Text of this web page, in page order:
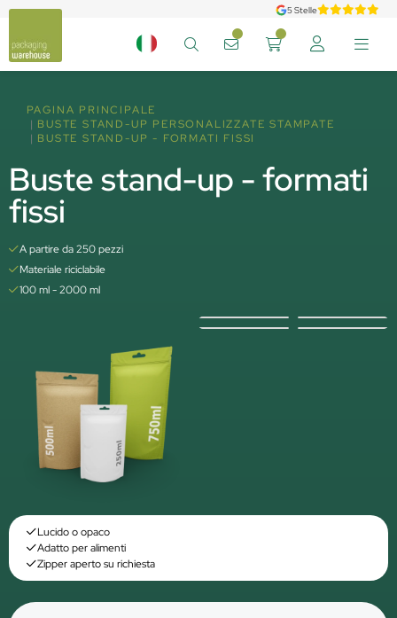
5 Stelle
PAGINA PRINCIPALE
BUSTE STAND-UP PERSONALIZZATE STAMPATE
BUSTE STAND-UP - FORMATI FISSI
Buste stand-up - formati
fissi
A partire da 250 pezzi
Materiale riciclabile
100 ml - 2000 ml
Lucido o opaco
Adatto per alimenti
Zipper aperto su richiesta